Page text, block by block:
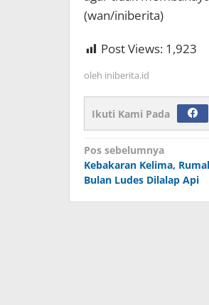
(wan/iniberita)
Post Views: 1,923
oleh iniberita.id
Ikuti Kami Pada
Navigasi
pos
Pos sebelumnya
Kebakaran Kelima,
Bulan Ludes Dilalap Api